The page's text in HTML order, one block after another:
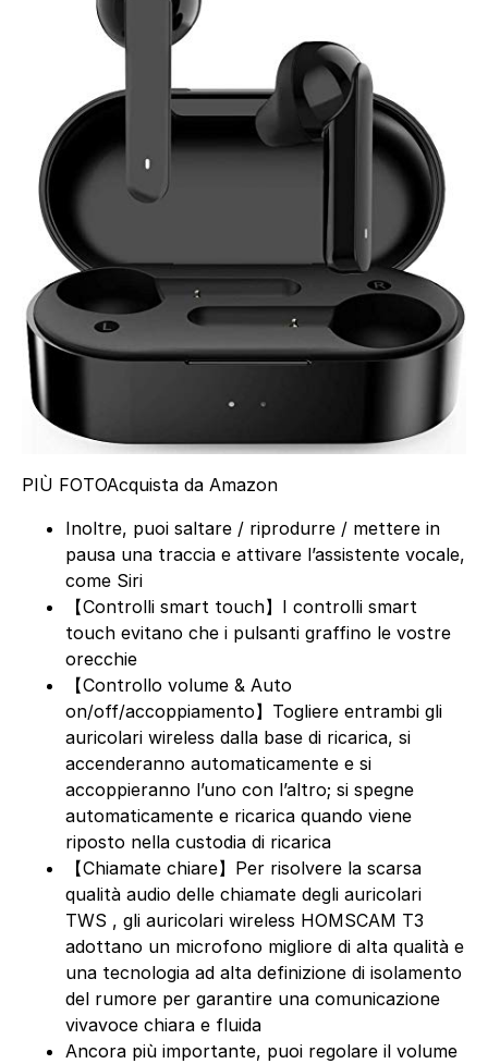
PIÙ FOTOAcquista da Amazon
Inoltre, puoi saltare / riprodurre / mettere in
pausa una traccia e attivare l’assistente vocale,
come Siri
【Controlli smart touch】I controlli smart
touch evitano che i pulsanti graffino le vostre
orecchie
【Controllo volume & Auto
on/off/accoppiamento】Togliere entrambi gli
auricolari wireless dalla base di ricarica, si
accenderanno automaticamente e si
accoppieranno l’uno con l’altro; si spegne
automaticamente e ricarica quando viene
riposto nella custodia di ricarica
【Chiamate chiare】Per risolvere la scarsa
qualità audio delle chiamate degli auricolari
TWS , gli auricolari wireless HOMSCAM T3
adottano un microfono migliore di alta qualità e
una tecnologia ad alta definizione di isolamento
del rumore per garantire una comunicazione
vivavoce chiara e fluida
Ancora più importante, puoi regolare il volume